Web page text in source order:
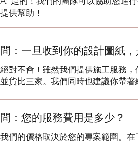
提供幫助！
問：一旦收到你的設計圖紙
絕對不會！雖然我們提供施工服務
並貨比三家。我們同時也建議你帶
問：您的服務費用是多少？
我們的價格取決於您的專案範圍。在